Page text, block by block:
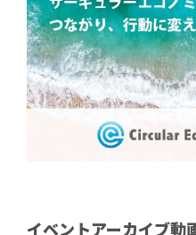
イベントアーカイブ動